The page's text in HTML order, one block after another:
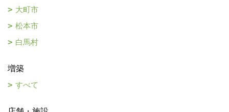
大町市
松本市
白馬村
増築
すべて